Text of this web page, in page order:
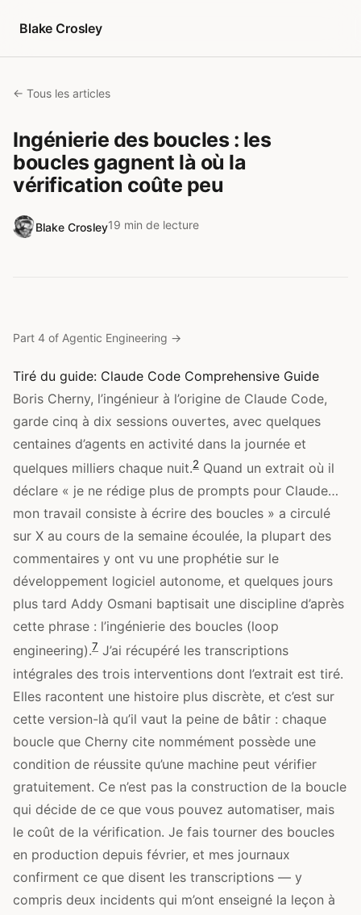
Blake Crosley
← Tous les articles
Ingénierie des boucles : les
boucles gagnent là où la
vérification coûte peu
Blake Crosley19 min de lecture
Part 4 of Agentic Engineering →
Tiré du guide: Claude Code Comprehensive Guide
Boris Cherny, l’ingénieur à l’origine de Claude Code,
garde cinq à dix sessions ouvertes, avec quelques
centaines d’agents en activité dans la journée et
quelques milliers chaque nuit.2 Quand un extrait où il
déclare « je ne rédige plus de prompts pour Claude…
mon travail consiste à écrire des boucles » a circulé
sur X au cours de la semaine écoulée, la plupart des
commentaires y ont vu une prophétie sur le
développement logiciel autonome, et quelques jours
plus tard Addy Osmani baptisait une discipline d’après
cette phrase : l’ingénierie des boucles (loop
engineering).7 J’ai récupéré les transcriptions
intégrales des trois interventions dont l’extrait est tiré.
Elles racontent une histoire plus discrète, et c’est sur
cette version-là qu’il vaut la peine de bâtir : chaque
boucle que Cherny cite nommément possède une
condition de réussite qu’une machine peut vérifier
gratuitement. Ce n’est pas la construction de la boucle
qui décide de ce que vous pouvez automatiser, mais
le coût de la vérification. Je fais tourner des boucles
en production depuis février, et mes journaux
confirment ce que disent les transcriptions — y
compris deux incidents qui m’ont enseigné la leçon à